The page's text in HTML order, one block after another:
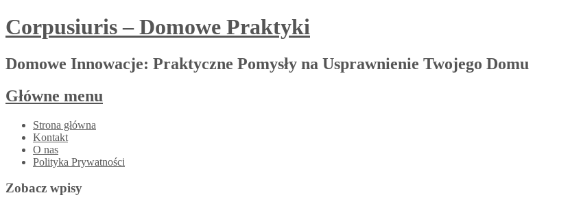
Corpusiuris – Domowe Praktyki
Domowe Innowacje: Praktyczne Pomysły na Usprawnienie Twojego Domu
Główne menu
Przejdź
treści
Strona główna
Kontakt
O nas
Polityka Prywatności
Zobacz wpisy